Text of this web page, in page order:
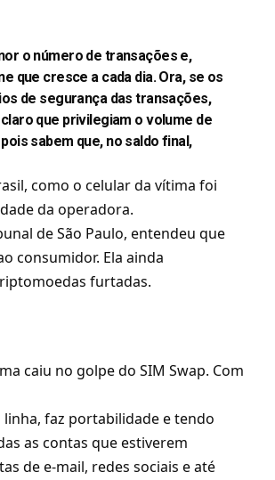
o número de transações e,
que cresce a cada dia. Ora, se os
de segurança das transações,
que privilegiam o volume de
sabem que, no saldo final,
como o celular da vítima foi
da operadora.
de São Paulo, entendeu que
consumidor. Ela ainda
furtadas.
caiu no golpe do SIM Swap. Com
faz portabilidade e tendo
as contas que estiverem
de e-mail, redes sociais e até